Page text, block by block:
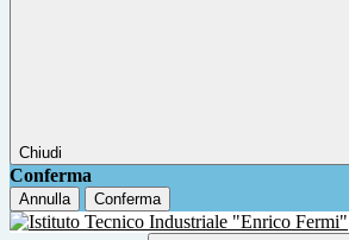
Chiudi
Conferma
Annulla Conferma